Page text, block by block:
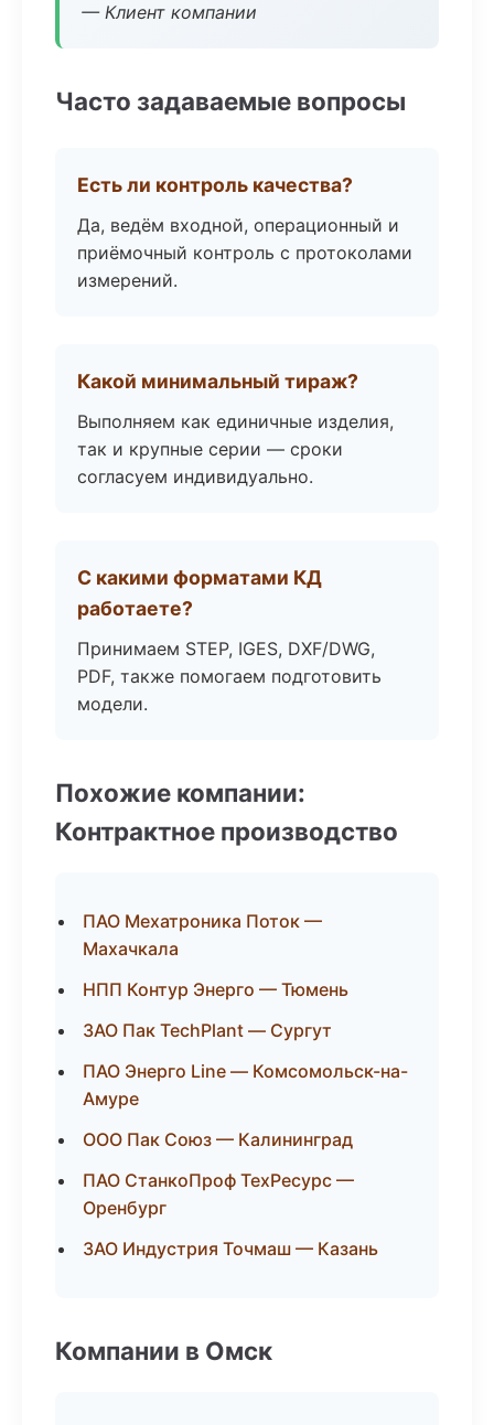
— Клиент компании
Часто задаваемые вопросы
Есть ли контроль качества?
Да, ведём входной, операционный и
приёмочный контроль с протоколами
измерений.
Какой минимальный тираж?
Выполняем как единичные изделия,
так и крупные серии — сроки
согласуем индивидуально.
С какими форматами КД
работаете?
Принимаем STEP, IGES, DXF/DWG,
PDF, также помогаем подготовить
модели.
Похожие компании:
Контрактное производство
ПАО Мехатроника Поток —
Махачкала
НПП Контур Энерго — Тюмень
ЗАО Пак TechPlant — Сургут
ПАО Энерго Line — Комсомольск-на-
Амуре
ООО Пак Союз — Калининград
ПАО СтанкоПроф ТехРесурс —
Оренбург
ЗАО Индустрия Точмаш — Казань
Компании в Омск